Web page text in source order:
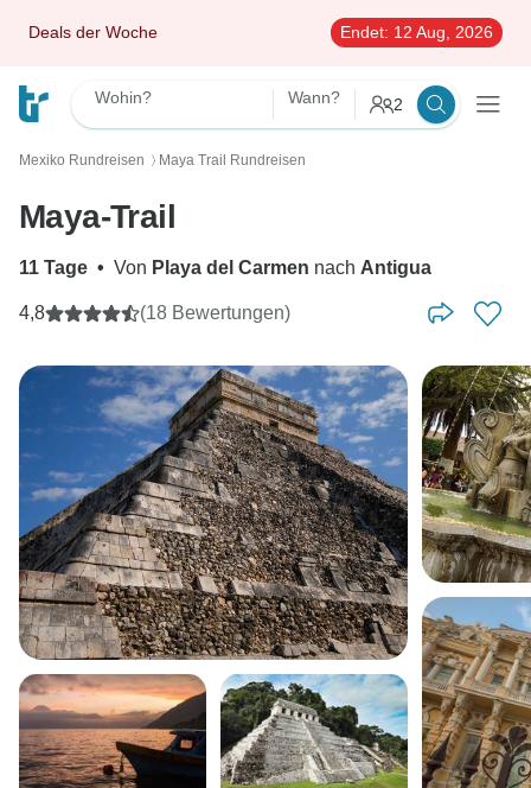
Deals der Woche Endet: 12 Aug, 2026
Wohin? Wann? 2
Mexiko Rundreisen 〉 Maya Trail Rundreisen
Maya-Trail
11 Tage • Von Playa del Carmen nach Antigua
4,8 (18 Bewertungen)